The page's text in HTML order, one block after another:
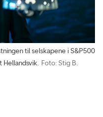
til selskapene i S&P500
Hellandsvik. Foto: Stig B.